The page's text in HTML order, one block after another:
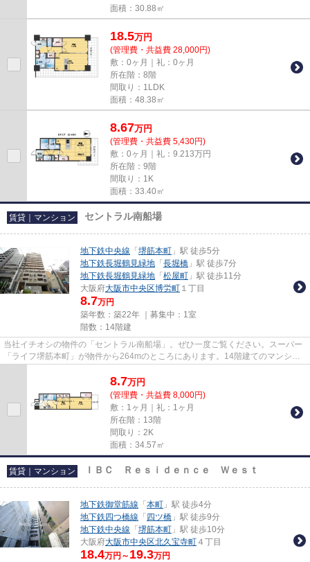
面積：30.88㎡
18.5万円
(管理費・共益費 28,000円)
敷：0ヶ月｜礼：0ヶ月
所在階：8階
間取り：1LDK
面積：48.38㎡
8.67万円
(管理費・共益費 5,430円)
敷：0ヶ月｜礼：9.213万円
所在階：9階
間取り：1K
面積：33.40㎡
賃貸｜マンション セントラル南船場
地下鉄中央線 「 堺筋本町 」駅 徒歩5分
地下鉄長堀鶴見緑地 「 長堀橋 」駅 徒歩7分
地下鉄長堀鶴見緑地 「 松屋町 」駅 徒歩11分
大阪府大阪市中央区博労町 １丁目
8.7万円
築年数：築22年 ｜募集中： 1室
階数：14階建
当社イチオシの物件の「セントラル南船場」。ぜひ一度ご覧ください。スーパー
「ライフ堺筋本町」が物件から264mのところにあります。14階建てのマンショ
8.7万円
(管理費・共益費 8,000円)
敷：1ヶ月｜礼：1ヶ月
所在階：13階
間取り：2K
面積：34.57㎡
賃貸｜マンション ＩＢＣ Ｒｅｓｉｄｅｎｃｅ Ｗｅｓｔ
地下鉄御堂筋線 「 本町 」駅 徒歩4分
地下鉄四つ橋線 「 四ツ橋 」駅 徒歩9分
地下鉄中央線 「 堺筋本町 」駅 徒歩10分
大阪府大阪市中央区北久宝寺町 ４丁目
18.4万円～ 19.3万円